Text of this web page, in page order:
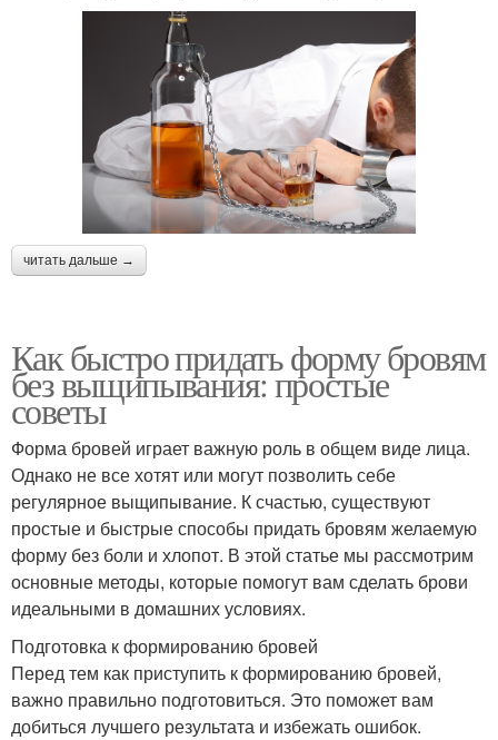
читать дальше →
Как быстро придать форму бровям
без выщипывания: простые
советы
Форма бровей играет важную роль в общем виде лица.
Однако не все хотят или могут позволить себе
регулярное выщипывание. К счастью, существуют
простые и быстрые способы придать бровям желаемую
форму без боли и хлопот. В этой статье мы рассмотрим
основные методы, которые помогут вам сделать брови
идеальными в домашних условиях.
Подготовка к формированию бровей
Перед тем как приступить к формированию бровей,
важно правильно подготовиться. Это поможет вам
добиться лучшего результата и избежать ошибок.